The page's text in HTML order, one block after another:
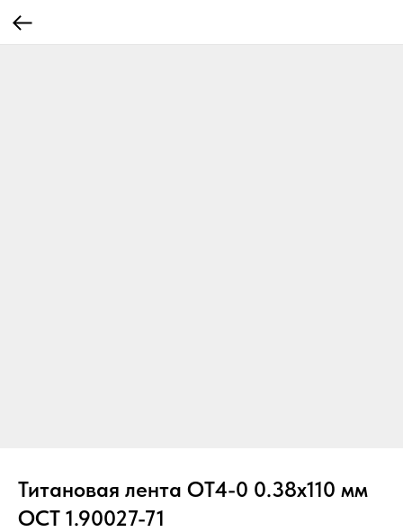
Титановая лента ОТ4-0 0.38x110 мм
ОСТ 1.90027-71